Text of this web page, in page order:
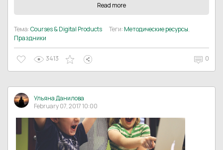
Read more
Тема:Courses & Digital Products Теги: Методические ресурсы,
Праздники
3413 0
Ульяна Данилова
February 07, 2017 10:00